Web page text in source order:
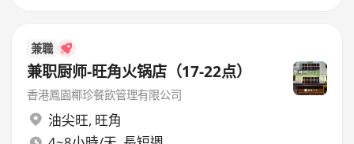
兼職
兼职厨师-旺角火锅店（17-22点）
香港鳳園椰珍餐飲管理有限公司
油尖旺, 旺角